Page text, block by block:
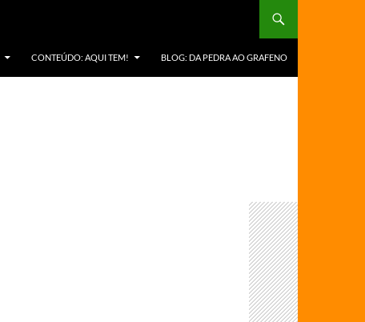
CONTEÚDO: AQUI TEM! BLOG: DA PEDRA AO GRAFENO